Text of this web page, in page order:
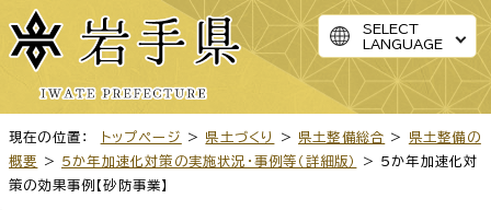
SELECT
LANGUAGE
現在の位置： トップページ > 県土づくり > 県土整備総合 > 県土整備の
概要
> 5か年加速化対策の実施状況・事例等（詳細版）
> 5か年加速化対
策の効果事例【砂防事業】